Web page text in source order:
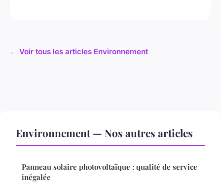
← Voir tous les articles Environnement
Environnement — Nos autres articles
Panneau solaire photovoltaïque : qualité de service
inégalée